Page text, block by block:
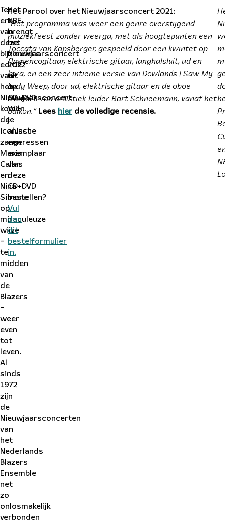
Ter
ere
van
deze
bijzondere
editie
van
het
Nieuwjaarsconcert
komen
de
iconische
zangeressen
Maria
Callas
en
Nina
Simone
op
miraculeuze
wijze
–
te
midden
van
de
Blazers
–
weer
even
tot
leven.
Al
sinds
1972
zijn
de
Nieuwjaarsconcerten
van
het
Nederlands
Blazers
Ensemble
net
zo
onlosmakelijk
verbonden
Het
NBE
brengt
het
Nieuwjaarsconcert
2022
uit
op
CD+DVD.
Wil
je
alvast
een
exemplaar
van
deze
CD+DVD
bestellen?
Vul
dan
dit
bestelformulier
in.
Het Parool over het Nieuwjaarsconcert 2021:
“Het programma was weer een genre overstijgend
muziekfeest zonder weerga, met als hoogtepunten een
Toccata van Kapsberger, gespeeld door een kwintet op
flamencogitaar, elektrische gitaar, langhalsluit, ud en
kora, en een zeer intieme versie van Dowlands I Saw My
Lady Weep, door ud, elektrische gitaar en de oboe
d’amore van artistiek leider Bart Schneemann, vanaf het
balkon.” Lees hier de volledige recensie.